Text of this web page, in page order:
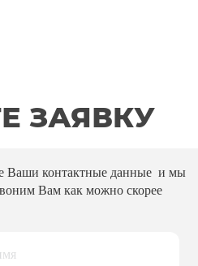
ЗАЯВКУ
Ваши контактные данные и мы
Вам как можно скорее